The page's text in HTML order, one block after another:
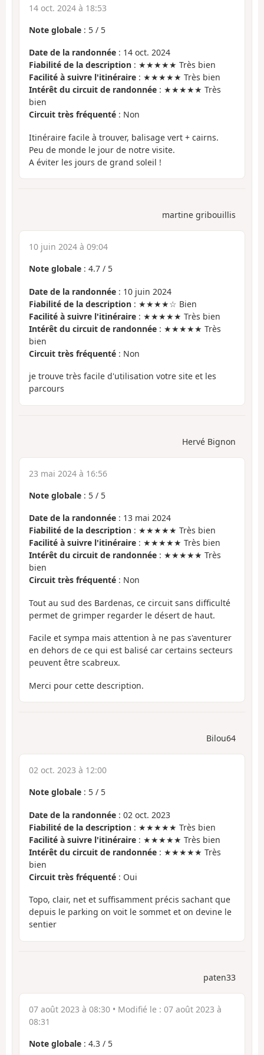
14 oct. 2024 à 18:53
Note globale : 5 / 5
Date de la randonnée : 14 oct. 2024
Fiabilité de la description : ★★★★★ Très bien
Facilité à suivre l'itinéraire : ★★★★★ Très bien
Intérêt du circuit de randonnée : ★★★★★ Très
bien
Circuit très fréquenté : Non
Itinéraire facile à trouver, balisage vert + cairns.
Peu de monde le jour de notre visite.
A éviter les jours de grand soleil !
martine gribouillis
10 juin 2024 à 09:04
Note globale : 4.7 / 5
Date de la randonnée : 10 juin 2024
Fiabilité de la description : ★★★★☆ Bien
Facilité à suivre l'itinéraire : ★★★★★ Très bien
Intérêt du circuit de randonnée : ★★★★★ Très
bien
Circuit très fréquenté : Non
je trouve très facile d'utilisation votre site et les
parcours
Hervé Bignon
23 mai 2024 à 16:56
Note globale : 5 / 5
Date de la randonnée : 13 mai 2024
Fiabilité de la description : ★★★★★ Très bien
Facilité à suivre l'itinéraire : ★★★★★ Très bien
Intérêt du circuit de randonnée : ★★★★★ Très
bien
Circuit très fréquenté : Non
Tout au sud des Bardenas, ce circuit sans difficulté
permet de grimper regarder le désert de haut.
Facile et sympa mais attention à ne pas s'aventurer
en dehors de ce qui est balisé car certains secteurs
peuvent être scabreux.
Merci pour cette description.
Bilou64
02 oct. 2023 à 12:00
Note globale : 5 / 5
Date de la randonnée : 02 oct. 2023
Fiabilité de la description : ★★★★★ Très bien
Facilité à suivre l'itinéraire : ★★★★★ Très bien
Intérêt du circuit de randonnée : ★★★★★ Très
bien
Circuit très fréquenté : Oui
Topo, clair, net et suffisamment précis sachant que
depuis le parking on voit le sommet et on devine le
sentier
paten33
07 août 2023 à 08:30 • Modifié le : 07 août 2023 à
08:31
Note globale : 4.3 / 5